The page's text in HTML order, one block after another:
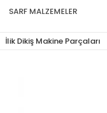
SARF MALZEMELER
İlik Dikiş Makine Parçaları